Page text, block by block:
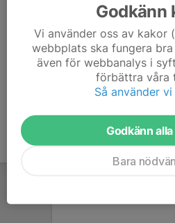
minuterna är det avslappning
Välkomna!
Anna Persson
Godkänn
Vi använder oss av kakor
webbplats ska fungera
även för webbanalys i
förbättra våra
Så använder
Godkänn
Bara